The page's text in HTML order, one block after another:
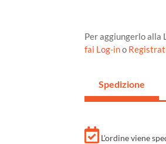
Per aggiungerlo alla
fai Log-ino
Spedizione
L'ordine viene